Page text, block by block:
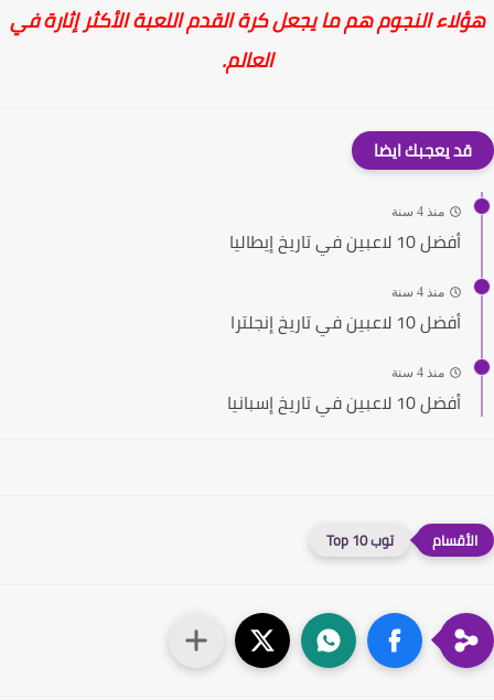
النجوم هم ما يجعل كرة القدم اللعبة الأكثر إثارة في
العالم.
قد يعجبك ايضا
منذ 4 سنة
أفضل 10 لاعبين في تاريخ إيطاليا
منذ 4 سنة
أفضل 10 لاعبين في تاريخ إنجلترا
منذ 4 سنة
أفضل 10 لاعبين في تاريخ إسبانيا
توب 10 Top